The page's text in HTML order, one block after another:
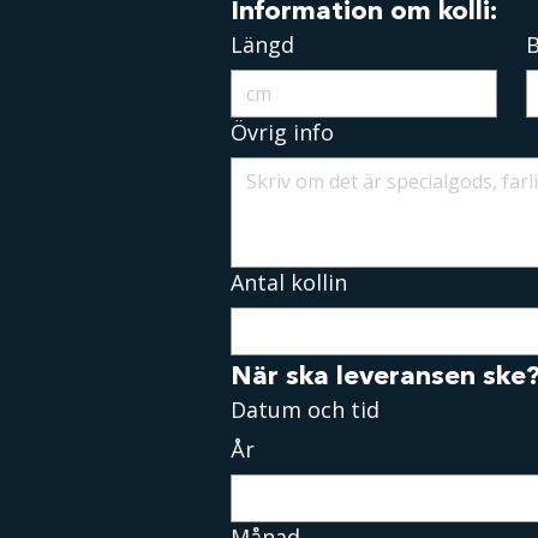
Information om kolli:
Längd
Övrig info
Antal kollin
När ska leveransen
Datum och tid
År